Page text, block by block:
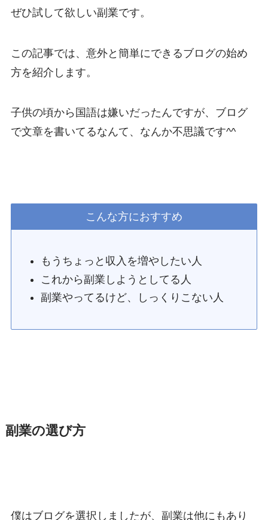
ぜひ試して欲しい副業です。
この記事では、意外と簡単にできるブログの始め
方を紹介します。
子供の頃から国語は嫌いだったんですが、ブログ
で文章を書いてるなんて、なんか不思議です^^
こんな方におすすめ
もうちょっと収入を増やしたい人
これから副業しようとしてる人
副業やってるけど、しっくりこない人
副業の選び方
僕はブログを選択しましたが、副業は他にもあり